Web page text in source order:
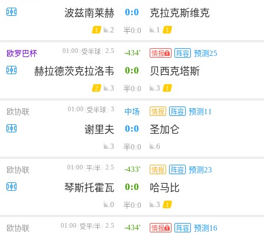
波兹南莱赫 0:0 克拉克斯维克
1 2 半0:0 1 1
欧罗巴杯 01:00 受半球 2.5 -434' 情报 阵容 预测25
赫拉德茨克拉洛韦 0:0 贝西克塔斯
2 3 半0:0 3 1
欧协联 01:00 受半球 3 中场 情报 阵容 预测11
谢里夫 0:0 圣加仑
3 半0:0 6
欧协联 01:00 平/半 2.5 -433' 情报 阵容 预测23
琴斯托霍瓦 0:0 哈马比
0 半0:0 3 1
欧协联 01:00 受平/半 2.5 -434' 情报 阵容 预测16